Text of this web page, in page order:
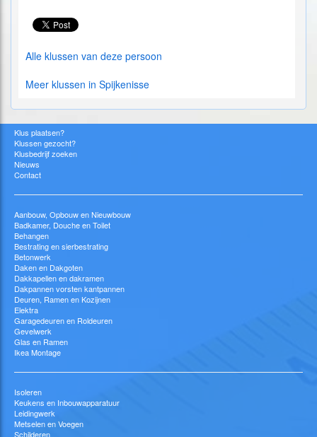
Alle klussen van deze persoon
Meer klussen in Spijkenisse
Klus plaatsen?
Klussen gezocht?
Klusbedrijf zoeken
Nieuws
Contact
Aanbouw, Opbouw en Nieuwbouw
Badkamer, Douche en Toilet
Behangen
Bestrating en sierbestrating
Betonwerk
Daken en Dakgoten
Dakkapellen en dakramen
Dakpannen vorsten kantpannen
Deuren, Ramen en Kozijnen
Elektra
Garagedeuren en Roldeuren
Gevelwerk
Glas en Ramen
Ikea Montage
Isoleren
Keukens en Inbouwapparatuur
Leidingwerk
Metselen en Voegen
Schilderen